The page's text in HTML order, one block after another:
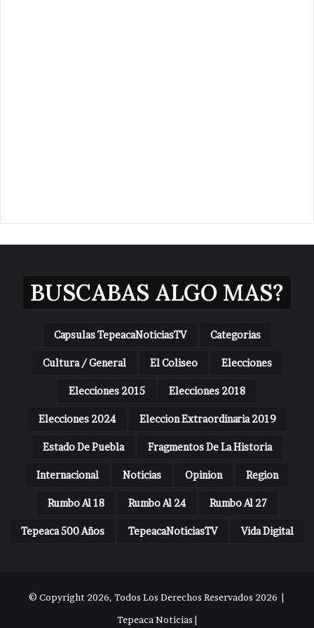
BUSCABAS ALGO MAS?
Capsulas TepeacaNoticiasTV Categorias
Cultura / General El Coliseo Elecciones
Elecciones 2015 Elecciones 2018
Elecciones 2024 Eleccion Extraordinaria 2019
Estado De Puebla Fragmentos De La Historia
Internacional Noticias Opinion Region
Rumbo Al 18 Rumbo Al 24 Rumbo Al 27
Tepeaca 500 Años TepeacaNoticiasTV Vida Digital
© Copyright 2026, Todos Los Derechos Reservados 2026 |
Tepeaca Noticias |